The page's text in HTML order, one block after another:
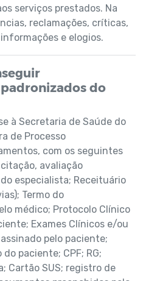
serviços prestados. Na
reclamações, críticas,
e elogios.
do
à Secretaria de Saúde do
de Processo
com os seguintes
avaliação
especialista; Receituário
Termo do
médico; Protocolo Clínico
Exames Clínicos e/ou
pelo paciente;
paciente; CPF; RG;
Cartão SUS; registro de